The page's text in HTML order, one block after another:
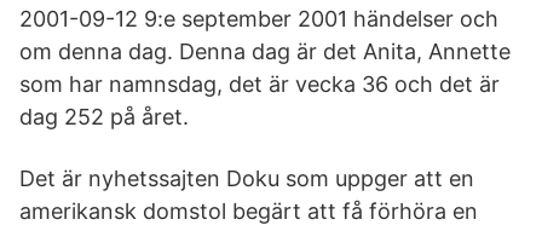
2001-09-12 9:e september 2001 händelser och
om denna dag. Denna dag är det Anita, Annette
som har namnsdag, det är vecka 36 och det är
dag 252 på året.
Det är nyhetssajten Doku som uppger att en
amerikansk domstol begärt att få förhöra en